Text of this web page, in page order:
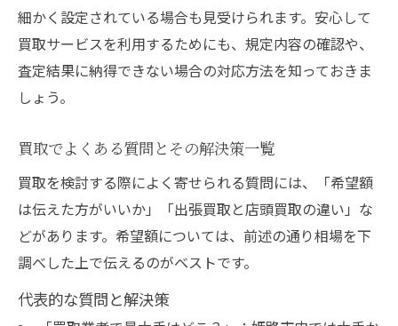
細かく設定されている場合も見受けられます。安心して
買取サービスを利用するためにも、規定内容の確認や、
査定結果に納得できない場合の対応方法を知っておきま
しょう。
買取でよくある質問とその解決策一覧
買取を検討する際によく寄せられる質問には、「希望額
は伝えた方がいいか」「出張買取と店頭買取の違い」な
どがあります。希望額については、前述の通り相場を下
調べした上で伝えるのがベストです。
代表的な質問と解決策